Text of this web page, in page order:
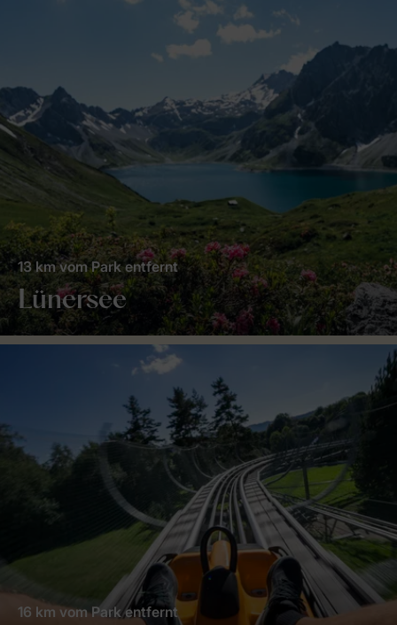
Lünersee
13 km vom Park entfernt
16 km vom Park entfernt